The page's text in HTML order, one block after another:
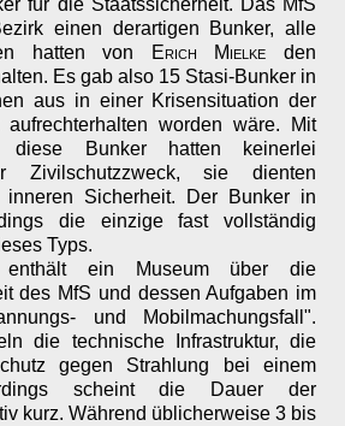
für die Staatssicherheit. Das MfS
einen derartigen Bunker, alle
hatten von
Erich Mielke den
Es gab also 15 Stasi-Bunker in
aus in einer Krisensituation der
aufrechterhalten worden wäre. Mit
diese Bunker hatten keinerlei
Zivilschutzzweck, sie dienten
inneren Sicherheit. Der Bunker in
die einzige fast vollständig
Typs.
enthält ein Museum über die
des MfS und dessen Aufgaben im
und Mobilmachungsfall".
die technische Infrastruktur, die
gegen Strahlung bei einem
scheint die Dauer der
kurz. Während üblicherweise 3 bis